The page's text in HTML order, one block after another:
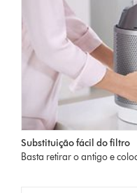
Substituição fácil do filtro
Basta retirar o antigo e